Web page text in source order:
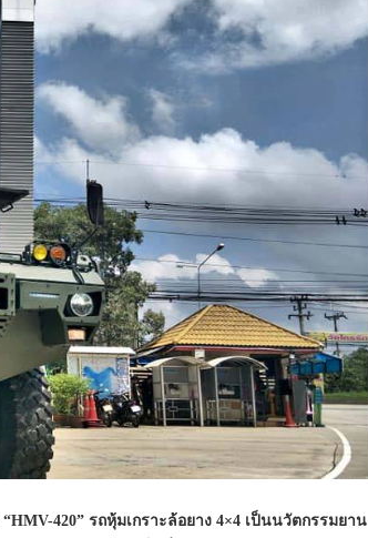
“HMV-420” รถหุ้มเกราะล้อยาง 4×4 เป็นนวัตกรรมยาน